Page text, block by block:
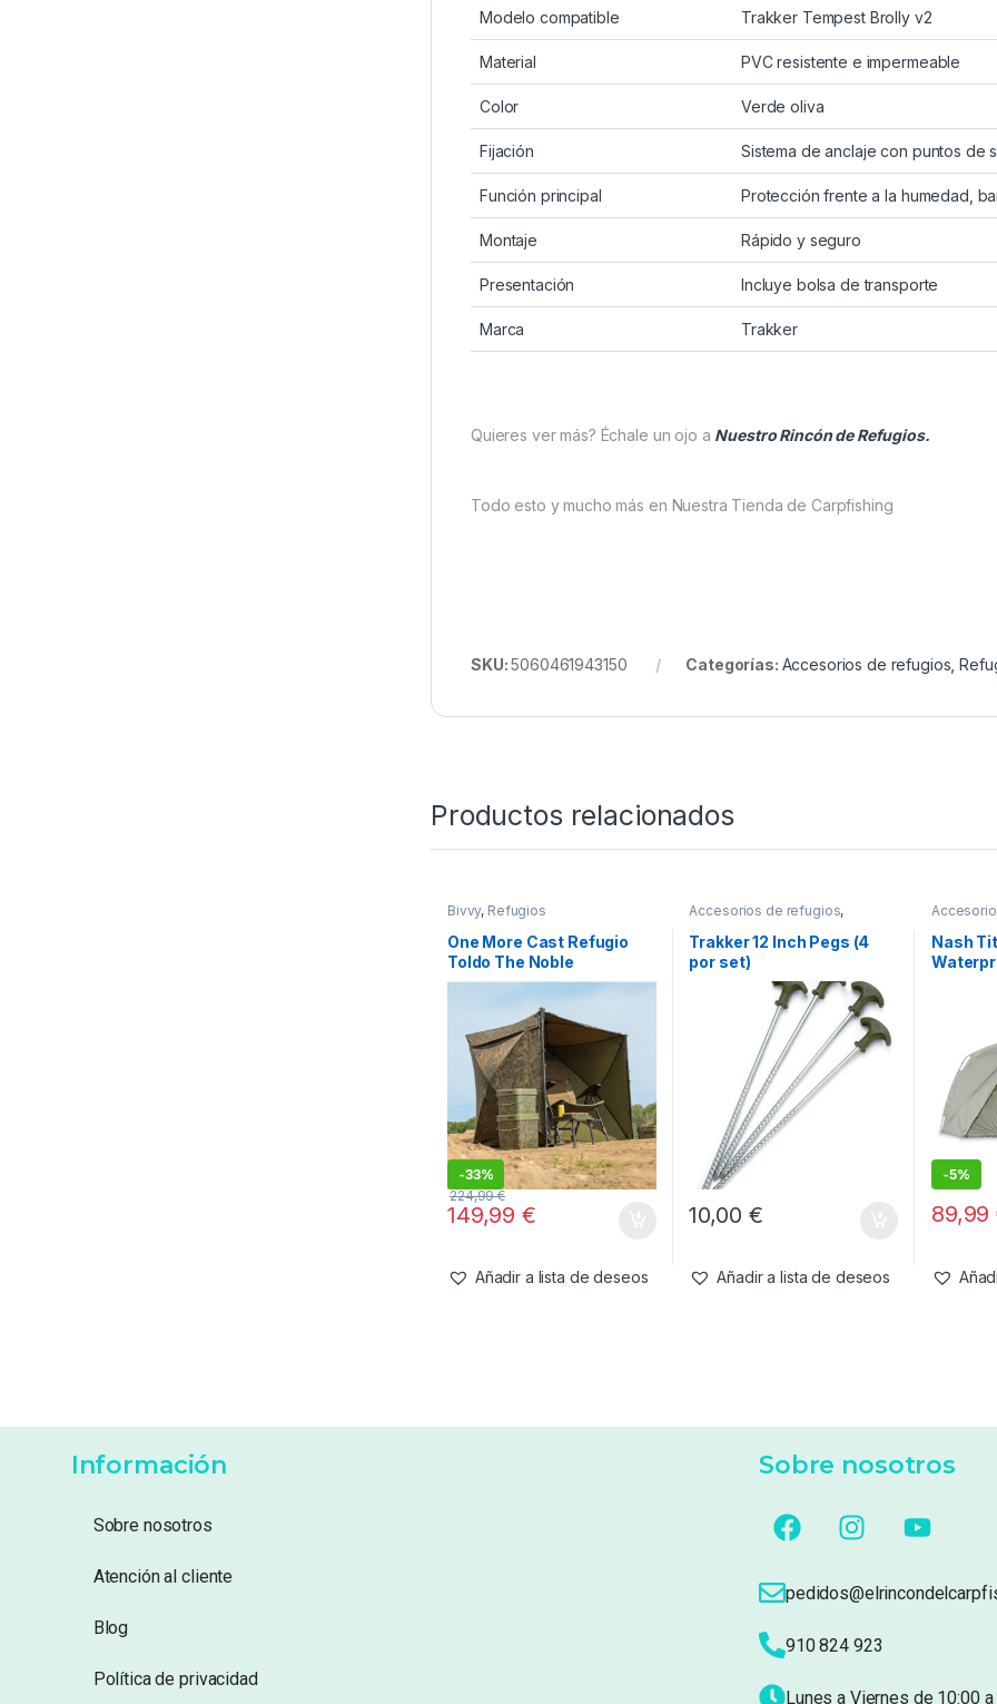
Modelo compatible Trakker Tempest Brolly v2
Material PVC resistente e impermeable
Color Verde oliva
Fijación Sistema de anclaje con puntos de
Función principal Protección frente a la humedad,
Montaje Rápido y seguro
Presentación Incluye bolsa de transporte
Marca Trakker
Quieres ver más? Échale un ojo a Nuestro Rincón de Refugios.
Todo esto y mucho más en Nuestra Tienda de Carpfishing
SKU:5060461943150 Categorías: Accesorios de refugios ,
Productos relacionados
Bivvy, Refugios
One More Cast Refugio
Toldo The Noble
-33%
149,99€
224,99€
Añadir a lista de deseos
Accesorios de refugios,
Trakker 12 Inch Pegs (4
por set)
10,00 €
Añadir a lista de deseos
Nash
-5%
89,99
Información
Sobre nosotros
Atención al cliente
Blog
Política de privacidad
Sobre nosotros
910 824 923
Lunes a Viernes de 10:00